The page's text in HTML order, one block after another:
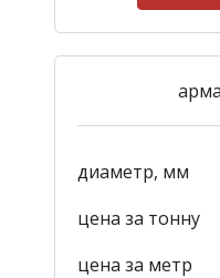
диаметр, мм
цена за тонну
цена за метр